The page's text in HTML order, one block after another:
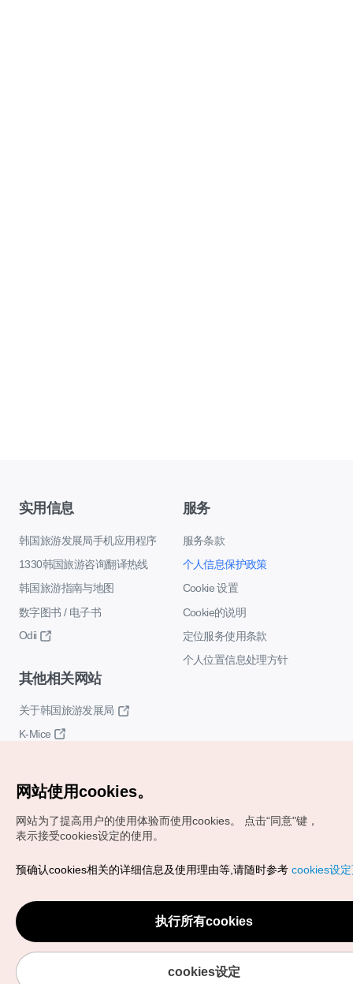
实用信息
韩国旅游发展局手机应用程序
1330韩国旅游咨询翻译热线
韩国旅游指南与地图
数字图书 / 电子书
Odii
服务
服务条款
个人信息保护政策
Cookie 设置
Cookie的说明
定位服务使用条款
个人位置信息处理方针
其他相关网站
关于韩国旅游发展局
K-Mice
Copyrights (c) 韩国旅游发展局版权所有
VISITKOREA官方邮箱
chnsim@knto.or.kr
网站使用cookies。
网站为了提高用户的使用体验而使用cookies。
点击“同意"键，
表示接受cookies设定的使用。
预确认cookies相关的详细信息及使用理由等,请随时参考 cookies设
执行所有cookies
cookies设定